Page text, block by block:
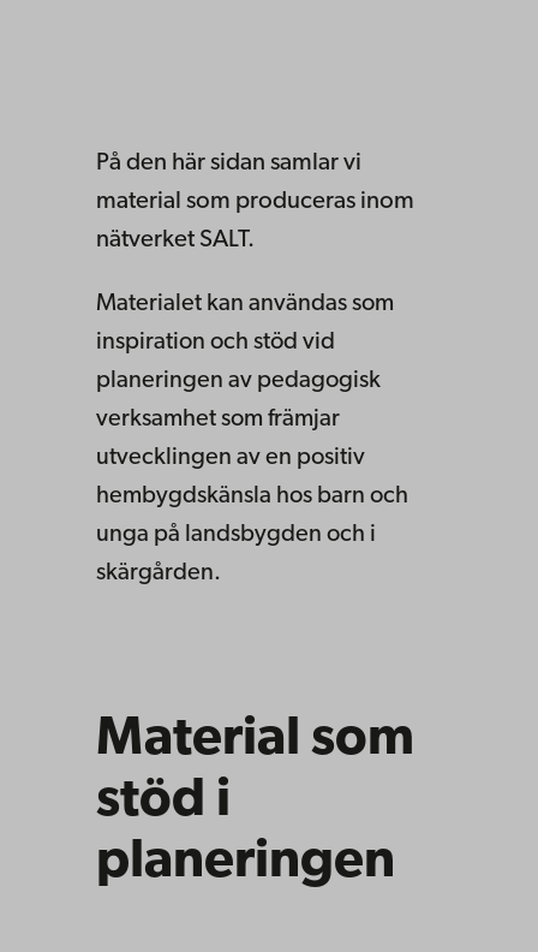
På den här sidan samlar vi
material som produceras inom
nätverket SALT.
Materialet kan användas som
inspiration och stöd vid
planeringen av pedagogisk
verksamhet som främjar
utvecklingen av en positiv
hembygdskänsla hos barn och
unga på landsbygden och i
skärgården.
Material som
stöd i
planeringen